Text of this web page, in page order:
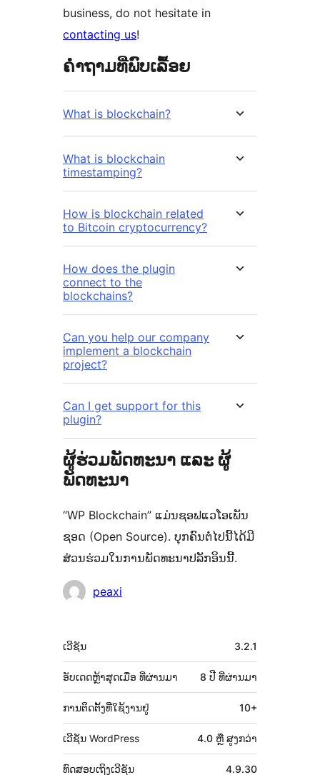
business, do not hesitate in
contacting us!
ຄຳຖາມທີ່ພົບເລື້ອຍ
What is blockchain?
What is blockchain
timestamping?
How is blockchain related
to Bitcoin cryptocurrency?
How does the plugin
connect to the
blockchains?
Can you help our company
implement a blockchain
project?
Can I get support for this
plugin?
ຜູ້ຮ່ວມພັດທະນາ ແລະ ຜູ້
ພັດທະນາ
“WP Blockchain” ແມ່ນຊອຟແວໂອເພັນ
ຊອດ (Open Source). ບຸກຄົນຕໍ່ໄປນີ້ໄດ້ມີ
ສ່ວນຮ່ວມໃນການພັດທະນາປລັກອິນນີ້.
ຜູ້
peaxi
ຂໍ້ມູນ
ກຳກັບ
(Meta)
ເວີຊັນ 3.2.1
ອັບເດດຫຼ້າສຸດເມື່ອ 8 ປີ ທີ່ຜ່ານມາ
ທີ່ຜ່ານມາ
ການຕິດຕັ້ງທີ່ໃຊ້ງານຢູ່ 10+
ເວີຊັນ WordPress 4.0 ຫຼື ສູງກວ່າ
ທົດສອບເຖິງເວີຊັນ 4.9.30